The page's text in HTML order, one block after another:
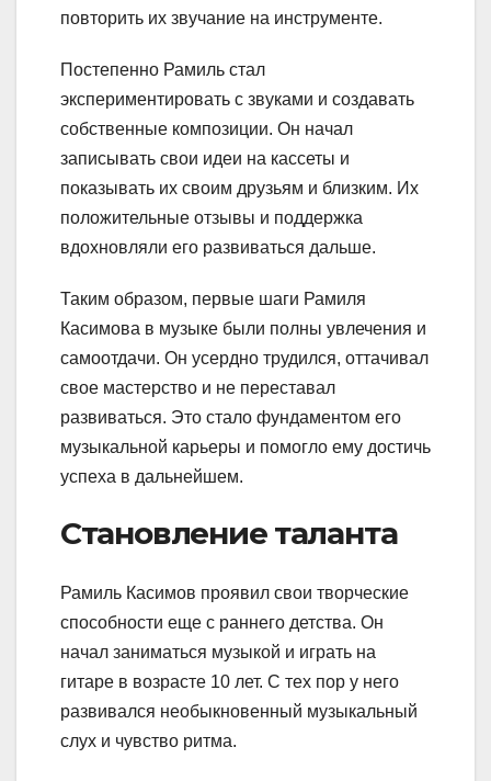
повторить их звучание на инструменте.
Постепенно Рамиль стал
экспериментировать с звуками и создавать
собственные композиции. Он начал
записывать свои идеи на кассеты и
показывать их своим друзьям и близким. Их
положительные отзывы и поддержка
вдохновляли его развиваться дальше.
Таким образом, первые шаги Рамиля
Касимова в музыке были полны увлечения и
самоотдачи. Он усердно трудился, оттачивал
свое мастерство и не переставал
развиваться. Это стало фундаментом его
музыкальной карьеры и помогло ему достичь
успеха в дальнейшем.
Становление таланта
Рамиль Касимов проявил свои творческие
способности еще с раннего детства. Он
начал заниматься музыкой и играть на
гитаре в возрасте 10 лет. С тех пор у него
развивался необыкновенный музыкальный
слух и чувство ритма.